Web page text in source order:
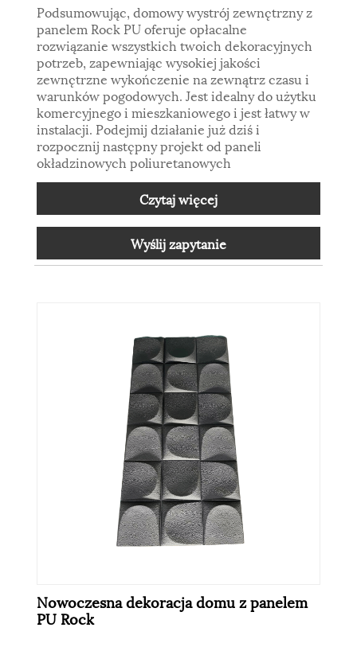
Podsumowując, domowy wystrój zewnętrzny z
panelem Rock PU oferuje opłacalne
rozwiązanie wszystkich twoich dekoracyjnych
potrzeb, zapewniając wysokiej jakości
zewnętrzne wykończenie na zewnątrz czasu i
warunków pogodowych. Jest idealny do użytku
komercyjnego i mieszkaniowego i jest łatwy w
instalacji. Podejmij działanie już dziś i
rozpocznij następny projekt od paneli
okładzinowych poliuretanowych
Czytaj więcej
Wyślij zapytanie
Nowoczesna dekoracja domu z panelem
PU Rock